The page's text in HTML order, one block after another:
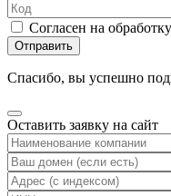
Согласен на обработку
Отправить
Спасибо, вы успешно
Оставить заявку на сайт